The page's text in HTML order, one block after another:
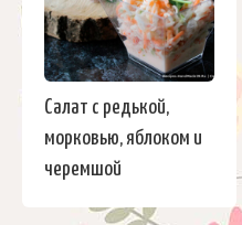
Салат с редькой,
морковью, яблоком и
черемшой